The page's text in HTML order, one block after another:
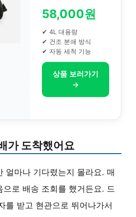
58,000원
✔ 4L 대용량
✔ 건조 분쇄 방식
✔ 자동 세척 기능
상품 보러가기
→
가 도착했어요
얼마나 기다렸는지 몰라요. 매
으로 배송 조회를 했거든요. 드
를 받고 현관으로 뛰어나가서